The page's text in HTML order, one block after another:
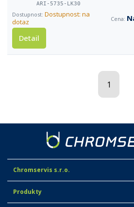
ARI-5735-LK30
Dostupnost: na
dotaz
Detail
1
Chromservis s.r.o.
Produkty